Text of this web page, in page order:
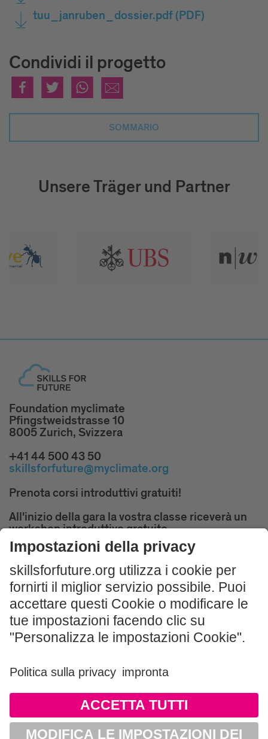
tuu_janruben_dossier.pdf(PDF)
Condividi il progetto
SOMMARIO
Unsere Träger und Partner
Foundation myclimate
Pfingstweidstrasse 10
8005 Zurich, Svizzera
+41 44 500 43 50
skillsforfuture@myclimate.org
Prenota corsi introduttivi gratuiti!
All'inizio della gara la vostra classe riceverà un
workshop introduttivo gratuito.
Impressum und Nutzungshinweis
AGB
Datenschutz
Sitemap